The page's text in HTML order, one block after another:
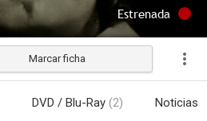
Estrenada
Marcar ficha
DVD / Blu-Ray (2) Noticias